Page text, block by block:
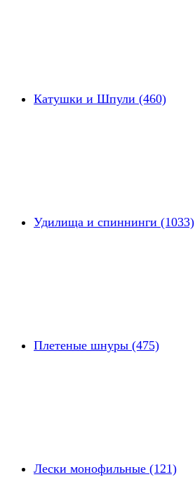
Катушки и Шпули (460)
Удилища и спиннинги (1033)
Плетеные шнуры (475)
Лески монофильные (121)